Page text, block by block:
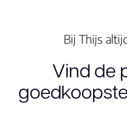
Bij Thijs
Vind de